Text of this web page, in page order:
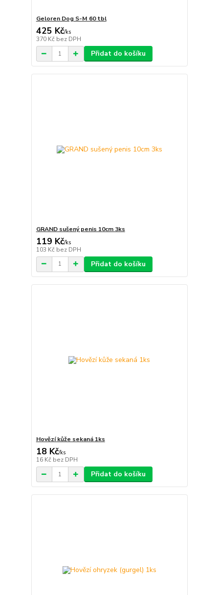
Geloren Dog S-M 60 tbl
425 Kč/ks
370 Kč bez DPH
Přidat do košíku
GRAND sušený penis 10cm 3ks
119 Kč/ks
103 Kč bez DPH
Přidat do košíku
Hovězí kůže sekaná 1ks
18 Kč/ks
16 Kč bez DPH
Přidat do košíku